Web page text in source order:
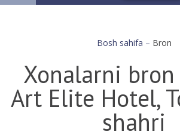
Bosh sahifa – Bron
Xonalarni
Art Elite Hotel,
shahri